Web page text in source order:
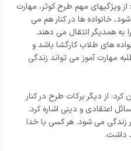
از ویژگیهای مهم طرح کوثر، مهارت
خانواده ها در کنار هم می
به همدیگر انتقال می دهند.
های طلاب کارگشا باشد و
مهارت آموز می تواند زندگی
از دیگر برکات طرح در کنار
اعتقادی و دینی اشاره کرد.
می شود. هر کسی با خدا
داشت.